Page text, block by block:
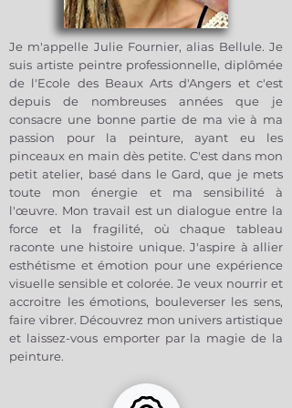
Ce tableau explore l’une des
dualités centrales de mon travail :
force et fragilité. La fleur semble à la
fois protégée par son écrin circulaire
et exposée, vulnérable. Elle tient,
elle persiste, elle pulse.
Le cercle agit comme un seuil, un
espace de concentration, presque
un cocon, où le vivant se rassemble
avant de s’ouvrir au monde.
Sur le plan émotionnel, Strong
Flower I parle de résistance douce.
D’une force qui ne s’impose pas par
la rigidité, mais par la présence. Une
force silencieuse, organique, qui
trouve sa stabilité dans le
mouvement et l’équilibre intérieur.
Un vernis brillant est appliqué sur le
toile. Les bords du tableau sont
peints pour un rendu esthétique.
Je m'appelle Julie Fournier, alias Bellule. Je
suis artiste peintre professionnelle, diplômée
de l'Ecole des Beaux Arts d'Angers et c'est
depuis de nombreuses années que je
consacre une bonne partie de ma vie à ma
passion pour la peinture, ayant eu les
pinceaux en main dès petite. C'est dans mon
petit atelier, basé dans le Gard, que je mets
toute mon énergie et ma sensibilité à
l'œuvre. Mon travail est un dialogue entre la
force et la fragilité, où chaque tableau
raconte une histoire unique. J'aspire à allier
esthétisme et émotion pour une expérience
visuelle sensible et colorée. Je veux nourrir et
accroitre les émotions, bouleverser les sens,
faire vibrer. Découvrez mon univers artistique
et laissez-vous emporter par la magie de la
peinture.